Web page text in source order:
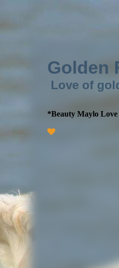
Golden
Love of
*Beauty Maylo Love